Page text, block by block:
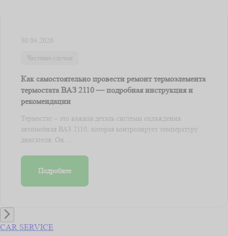
30.04.2026
Частные случаи
Как самостоятельно провести ремонт термоэлемента
термостата ВАЗ 2110 — подробная инструкция и
рекомендации
Термостат – это важная деталь системы охлаждения
автомобиля ВАЗ 2110, которая контролирует температуру
двигателя. Он ...
Подробнее
CAR SERVICE